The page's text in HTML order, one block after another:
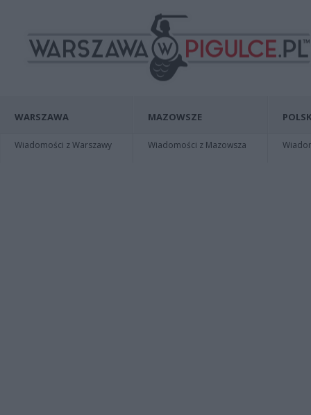
WARSZAWA
Wiadomości z Warszawy
MAZOWSZE
Wiadomości z Mazowsza